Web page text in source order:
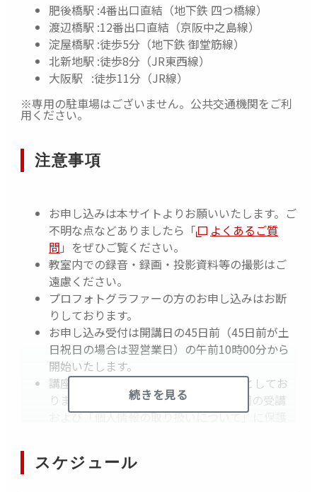
肥後橋駅 :4番出口直結（地下鉄 四つ橋線）
渡辺橋駅 :12番出口直結（京阪中之島線）
淀屋橋駅 :徒歩5分（地下鉄 御堂筋線）
北新地駅 :徒歩8分（JR東西線）
大阪駅 :徒歩11分（JR線）
※専用の駐車場はございません。公共交通機関をご利
用ください。
注意事項
お申し込みは本サイトよりお願いいたします。ご
不明な点などありましたら「
よくあるご質
問 」をぜひご覧ください。
教室内での録音・録画・投影資料等の撮影はご
遠慮ください。
プロフォトグラファーの方のお申し込みはお断
りしております。
お申し込み受付は開講日の45日前（45日前が土
日祝日の場合は翌営業日）の午前10時00分から
開始いたします。
講座は原則として16歳以上の方を対象としてお
ります。また、18歳未満の方はEOS学園の受講
および「個人情報の取り扱いについて」に保護
ートフォン等に受講票を表示してご提示くださ
続きを見る
スケジュール